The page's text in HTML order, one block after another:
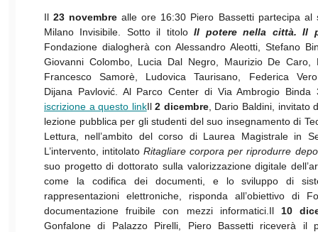
Il23 novembre alle ore 16:30 Piero Bassetti partecipa al
Milano Invisibile. Sotto il titoloIl potere nella città. Il
Fondazione dialogherà con Alessandro Aleotti, Stefano
Giovanni Colombo, Lucia Dal Negro, Maurizio De Caro,
Francesco Samorè, Ludovica Taurisano, Federica
Dijana Pavlović. Al Parco Center di Via Ambrogio
iscrizione a questo linkIl2 dicembre, Dario Baldini, invitato
lezione pubblica per gli studenti del suo insegnamento di
Lettura, nell’ambito del corso di Laurea Magistrale in
L’intervento, intitolatoRitagliare corpora per riprodurre
suo progetto di dottorato sulla valorizzazione digitale
come la codifica dei documenti, e lo sviluppo di
rappresentazioni elettroniche, risponda all’obiettivo di
documentazione fruibile con mezzi informatici.Il 10
Gonfalone di Palazzo Pirelli, Piero Bassetti riceverà il